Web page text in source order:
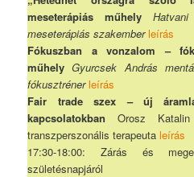
meseterápiás műhely
meseterápiás szakember leírás
Fókuszban a vonzalom –
műhely Gyurcsek András
fókusztréner leírás
Fair trade szex – új
kapcsolatokban Orosz Katalin
transzperszonális terapeuta leírás
17:30-18:00: Zárás és
születésnapjáról